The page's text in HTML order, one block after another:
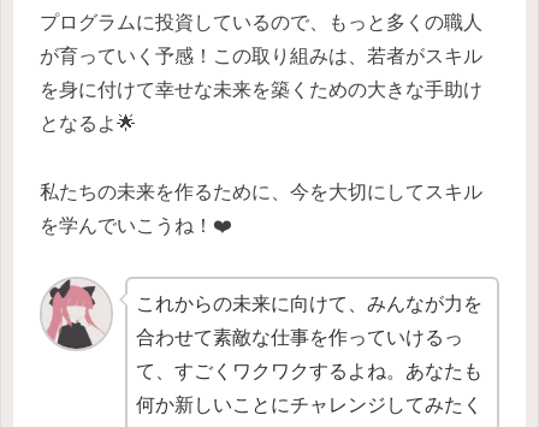
プログラムに投資しているので、もっと多くの職人
が育っていく予感！この取り組みは、若者がスキル
を身に付けて幸せな未来を築くための大きな手助け
となるよ🌟
私たちの未来を作るために、今を大切にしてスキル
を学んでいこうね！❤️
これからの未来に向けて、みんなが力を
合わせて素敵な仕事を作っていけるっ
て、すごくワクワクするよね。あなたも
何か新しいことにチャレンジしてみたく